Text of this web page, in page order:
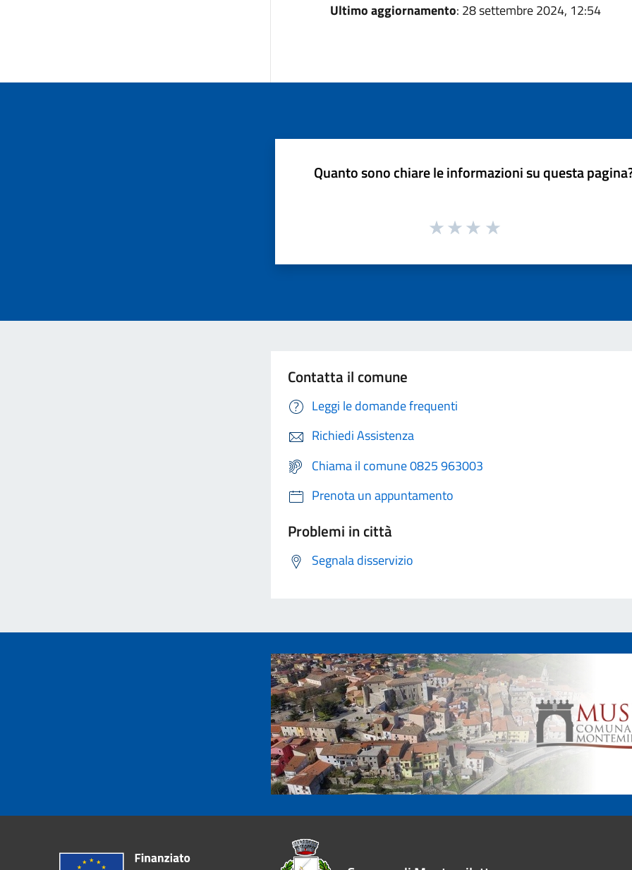
Ultimo aggiornamento: 28 settembre 2024, 12:54
Quanto sono chiare le informazioni su questa
Contatta il comune
Leggi le domande frequenti
Richiedi Assistenza
Chiama il comune 0825 963003
Prenota un appuntamento
Problemi in città
Segnala disservizio